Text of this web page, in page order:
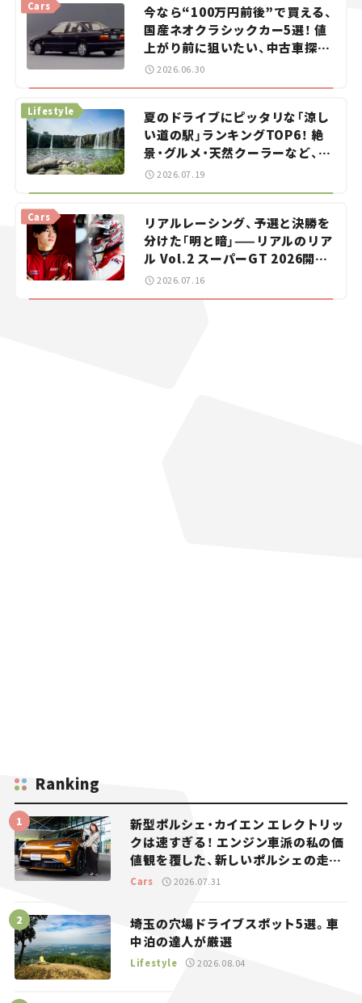
今なら“100万円前後”で買える、
国産ネオクラシックカー5選！ 値
上がり前に狙いたい、中古車探し
をお手伝い――ちょっとイケてるマ
Cars
2026.06.30
夏のドライブにピッタリな「涼し
い道の駅」ランキングTOP6！ 絶
景・グルメ・天然クーラーなど、避
暑におすすめのスポットを紹介
【道の駅マニアの推し駅ガイド】
Lifestyle
2026.07.19
リアルレーシング、予選と決勝を
分けた「明と暗」——リアルのリア
ル Vol.2 スーパーGT 2026開幕
戦 岡山国際サーキット
Cars
2026.07.16
Ranking
新型ポルシェ・カイエン エレクトリッ
クは速すぎる！ エンジン車派の私の価
値観を覆した、新しいポルシェの走
り。
Cars 2026.07.31
埼玉の穴場ドライブスポット5選。車
中泊の達人が厳選
Lifestyle 2026.08.04